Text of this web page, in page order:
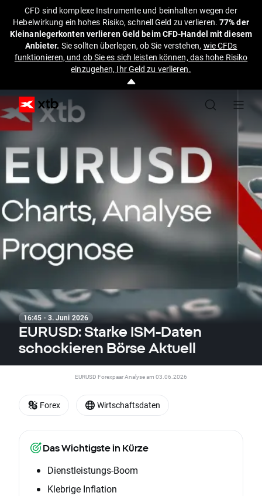
CFD sind komplexe Instrumente und beinhalten wegen der
Hebelwirkung ein hohes Risiko, schnell Geld zu verlieren.77% der
Kleinanlegerkonten verlieren Geld beim CFD-Handel mit diesem
Anbieter. Sie sollten überlegen, ob Sie verstehen, wie CFDs
funktionieren, und ob Sie es sich leisten können, das hohe Risiko
einzugehen, Ihr Geld zu verlieren.
16:45 · 3. Juni 2026
EURUSD: Starke ISM-Daten
schockieren Börse Aktuell
EURUSD Forexpaar Analyse am 03.06.2026
Das Wichtigste in Kürze
Dienstleistungs-Boom
Klebrige Inflation
Forex Wirtschaftsdaten